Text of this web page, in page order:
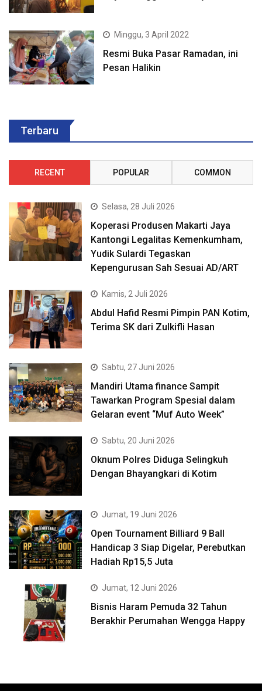
Minggu, 3 April 2022
Resmi Buka Pasar Ramadan, ini
Pesan Halikin
Terbaru
RECENT POPULAR COMMON
Selasa, 28 Juli 2026
Koperasi Produsen Makarti Jaya
Kantongi Legalitas Kemenkumham,
Yudik Sulardi Tegaskan
Kepengurusan Sah Sesuai AD/ART
Kamis, 2 Juli 2026
Abdul Hafid Resmi Pimpin PAN Kotim,
Terima SK dari Zulkifli Hasan
Sabtu, 27 Juni 2026
Mandiri Utama finance Sampit
Tawarkan Program Spesial dalam
Gelaran event “Muf Auto Week”
Sabtu, 20 Juni 2026
Oknum Polres Diduga Selingkuh
Dengan Bhayangkari di Kotim
Jumat, 19 Juni 2026
Open Tournament Billiard 9 Ball
Handicap 3 Siap Digelar, Perebutkan
Hadiah Rp15,5 Juta
Jumat, 12 Juni 2026
Bisnis Haram Pemuda 32 Tahun
Berakhir Perumahan Wengga Happy